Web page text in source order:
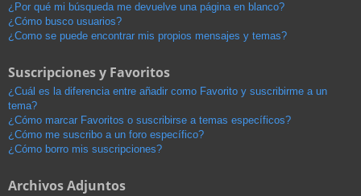
¿Por qué mi búsqueda me devuelve una página en blanco?
¿Cómo busco usuarios?
¿Como se puede encontrar mis propios mensajes y temas?
Suscripciones y Favoritos
¿Cuál es la diferencia entre añadir como Favorito y suscribirme a un
tema?
¿Cómo marcar Favoritos o suscribirse a temas específicos?
¿Cómo me suscribo a un foro específico?
¿Cómo borro mis suscripciones?
Archivos Adjuntos